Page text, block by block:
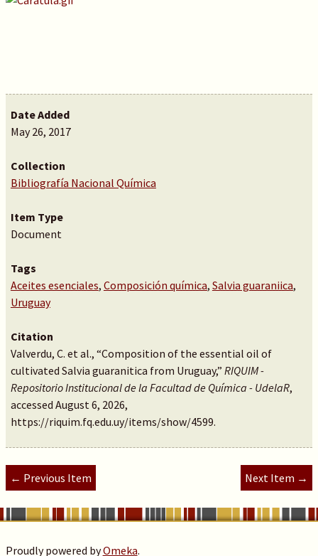
Date Added
May 26, 2017
Collection
Bibliografía Nacional Química
Item Type
Document
Tags
Aceites esenciales, Composición química, Salvia guaraniica,
Uruguay
Citation
Valverdu, C. et al., “Composition of the essential oil of
cultivated Salvia guaranitica from Uruguay,” RIQUIM -
Repositorio Institucional de la Facultad de Química - UdelaR,
accessed August 6, 2026,
https://riquim.fq.edu.uy/items/show/4599.
← Previous Item Next Item →
Proudly powered byOmeka.